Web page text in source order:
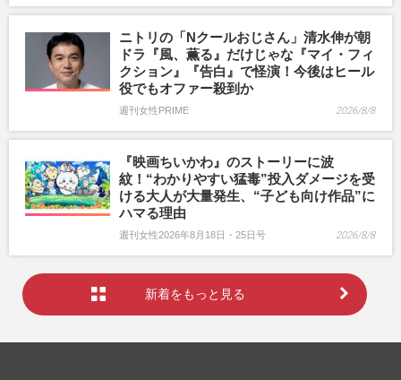
ニトリの「Nクールおじさん」清水伸が朝
ドラ『風、薫る』だけじゃな『マイ・フィ
クション』『告白』で怪演！今後はヒール
役でもオファー殺到か
週刊女性PRIME 2026/8/8
『映画ちいかわ』のストーリーに波
紋！“わかりやすい猛毒”投入ダメージを受
ける大人が大量発生、“子ども向け作品”に
ハマる理由
週刊女性2026年8月18日・25日号 2026/8/8
新着をもっと見る